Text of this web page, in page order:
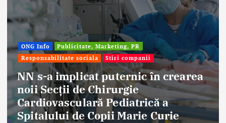
ONG Info
Publicitate, Marketing, PR
Responsabilitate sociala
Stiri companii
NN s-a implicat puternic în crearea
noii Secții de Chirurgie
Cardiovasculară Pediatrică a
Spitalului de Copii Marie Curie